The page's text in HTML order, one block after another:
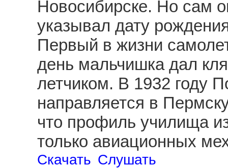
Новосибирске. Но сам
указывал дату
Первый в жизни
день мальчишка дал
летчиком. В 1932 году
направляется в
что профиль училища
только авиационных
Скачать Слушать